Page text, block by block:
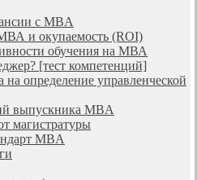
с MBA
и окупаемость (ROI)
обучения на МВА
[тест компетенций]
определение управленческой
выпускника MBA
магистратуры
MBA